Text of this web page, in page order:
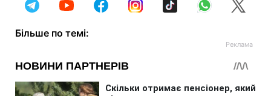
Більше по темі: